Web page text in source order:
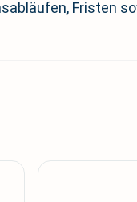
Fristen